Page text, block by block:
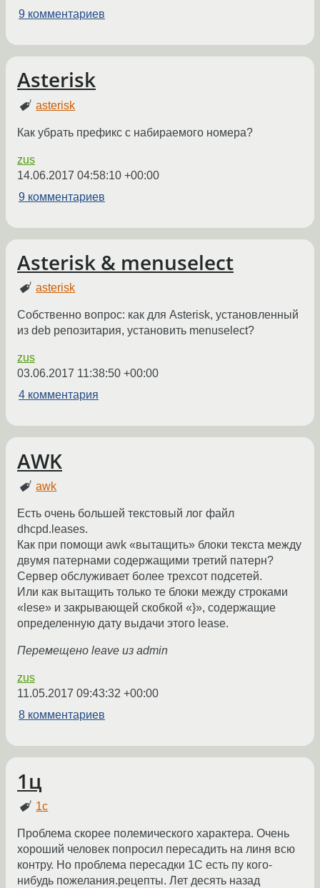
9 комментариев
Asterisk
asterisk
Как убрать префикс с набираемого номера?
zus
14.06.2017 04:58:10 +00:00
9 комментариев
Asterisk & menuselect
asterisk
Собственно вопрос: как для Asterisk, установленный
из deb репозитария, установить menuselect?
zus
03.06.2017 11:38:50 +00:00
4 комментария
AWK
awk
Есть очень большей текстовый лог файл
dhcpd.leases.
Как при помощи awk «вытащить» блоки текста между
двумя патернами содержащими третий патерн?
Сервер обслуживает более трехсот подсетей.
Или как вытащить только те блоки между строками
«lese» и закрывающей скобкой «}», содержащие
определенную дату выдачи этого lease.
Перемещено leave из admin
zus
11.05.2017 09:43:32 +00:00
8 комментариев
1ц
1с
Проблема скорее полемического характера. Очень
хороший человек попросил пересадить на линя всю
контру. Но проблема пересадки 1С есть пу кого-
нибудь пожелания.рецепты. Лет десять назад